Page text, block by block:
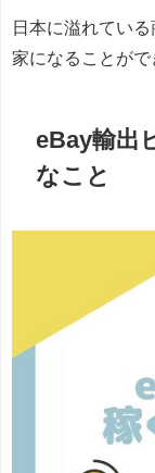
日本に溢れてい
家になることがで
eBay輸出
なこと